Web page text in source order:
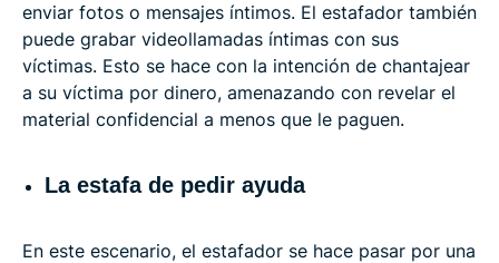
enviar fotos o mensajes íntimos. El estafador también
puede grabar videollamadas íntimas con sus
víctimas. Esto se hace con la intención de chantajear
a su víctima por dinero, amenazando con revelar el
material confidencial a menos que le paguen.
La estafa de pedir ayuda
En este escenario, el estafador se hace pasar por una